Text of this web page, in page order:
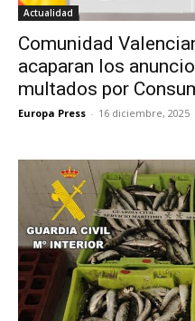
Actualidad
Comunidad
acaparan los
multados por
Europa Press - 16 diciembre, 2025